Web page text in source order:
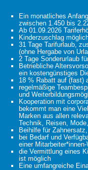
Ein monatliches
zwischen 1.450 bis
Ab 01.09.2026
Kinderzuschlag
31 Tage Tarifurlaub,
(ohne Hergabe von
2 Tage Sonderurlaub
Betriebliche
ein kostengünstiges
18 % Rabatt auf (fast)
regelmäßige
und
Kooperation mit
bekommt man eine
Marken aus allen
Technik, Reisen,
Beihilfe für
bei Bedarf und
einer
die Vermittlung eines
ist möglich
Eine umfangreiche